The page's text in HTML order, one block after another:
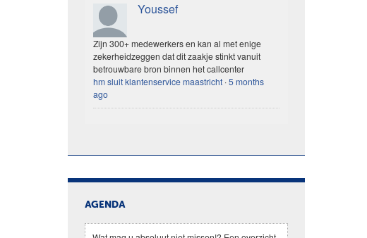
Youssef
Zijn 300+ medewerkers en kan al met enige
zekerheidzeggen dat dit zaakje stinkt vanuit
betrouwbare bron binnen het callcenter
hm sluit klantenservice maastricht ·5 months
ago
AGENDA